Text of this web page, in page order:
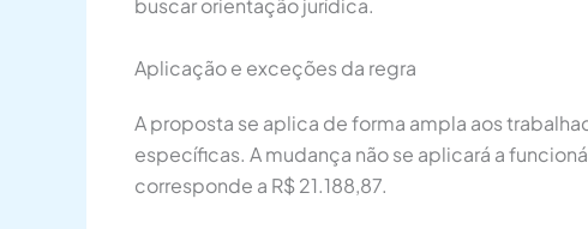
buscar orientação jurídica.
Aplicação e exceções da regra
A proposta se aplica de forma ampla aos
específicas. A mudança não se aplicará a
corresponde a R$ 21.188,87.